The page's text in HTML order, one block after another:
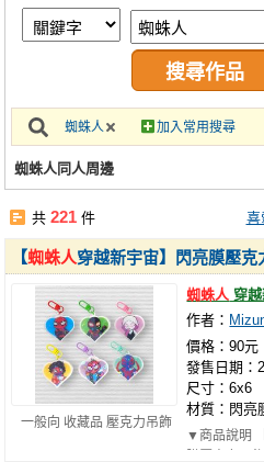
交流中心
攤位轉讓區
會員功能選單
註冊會員
蜘蛛人 加入常用搜尋
蜘蛛人同人周邊
共221 件 喜
一般向 收藏品 壓克力吊飾
【蜘蛛人穿越新宇宙】閃亮膜壓克
蜘蛛人 穿
作者：
價格：90元
發售日期：
尺寸：6x6
材質：閃亮
▼商品說明